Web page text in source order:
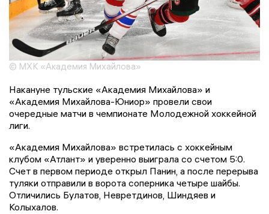
© МХК «Академия Михайлова»
Накануне тульские «Академия Михайлова» и
«Академия Михайлова-Юниор» провели свои
очередные матчи в чемпионате Молодежной хоккейной
лиги.
«Академия Михайлова» встретилась с хоккейным
клубом «Атлант» и уверенно выиграла со счетом 5:0.
Счет в первом периоде открыл Панин, а после перерыва
туляки отправили в ворота соперника четыре шайбы.
Отличились Булатов, Невретдинов, Шиндяев и
Колыхалов.